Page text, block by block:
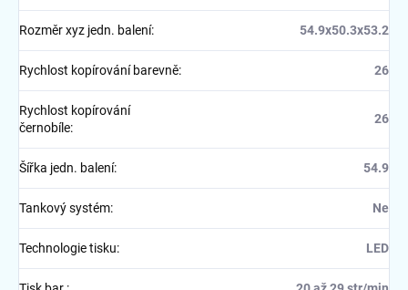
Rozměr xyz jedn. balení: 54.9x50.3x53.2
Rychlost kopírování barevně: 26
Rychlost kopírování
černobíle:
26
Šířka jedn. balení: 54.9
Tankový systém: Ne
Technologie tisku: LED